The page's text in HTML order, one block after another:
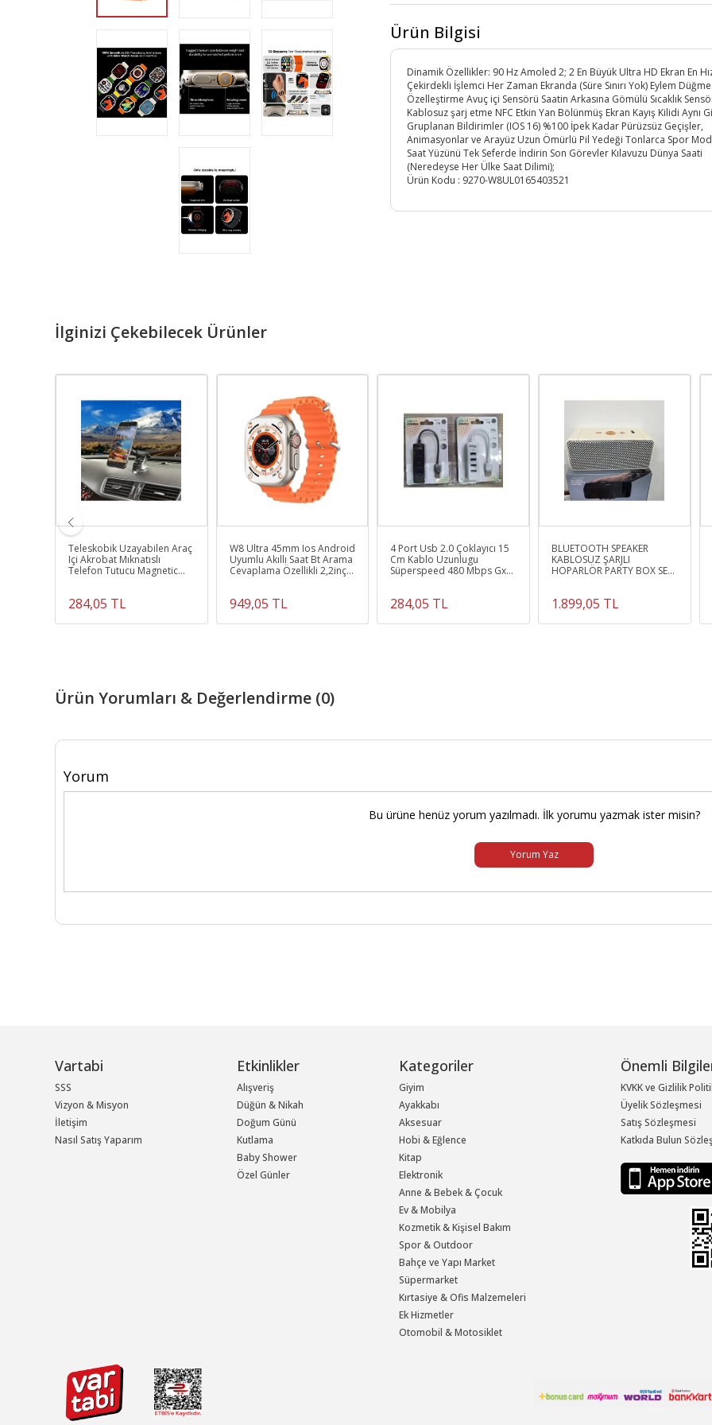
Ürün Bilgisi
Dinamik Özellikler: 90 Hz Amoled 2; 2 En Büyük Ultra HD Ekran En
Çekirdekli İşlemci Her Zaman Ekranda (Süre Sınırı Yok) Eylem
Özelleştirme Avuç içi Sensörü Saatin Arkasına Gömülü Sıcaklık
Kablosuz şarj etme NFC Etkin Yan Bölünmüş Ekran Kayış Kilidi Aynı
Gruplanan Bildirimler (IOS 16) %100 İpek Kadar Pürüzsüz Geçişler,
Animasyonlar ve Arayüz Uzun Ömürlü Pil Yedeği Tonlarca Spor
Saat Yüzünü Tek Seferde İndirin Son Görevler Kılavuzu Dünya Saati
(Neredeyse Her Ülke Saat Dilimi);
Ürün Kodu : 9270-W8UL0165403521
İlginizi Çekebilecek Ürünler
Teleskobik Uzayabilen Araç
Içi Akrobat Mıknatıslı
Telefon Tutucu Magnetic
284,05 TL
W8 Ultra 45mm Ios Android
Uyumlu Akıllı Saat Bt Arama
Cevaplama Özellikli 2,2inç
949,05 TL
4 Port Usb 2.0 Çoklayıcı 15
Cm Kablo Uzunlugu
Süperspeed 480 Mbps Gx-
284,05 TL
BLUETOOTH SPEAKER
KABLOSUZ ŞARJLI
HOPARLÖR PARTY BOX SES
1.899,05 TL
Ürün Yorumları & Değerlendirme (0)
Yorum
Bu ürüne henüz yorum yazılmadı. İlk yorumu yazmak ister misin?
Yorum Yaz
Vartabi
SSS
Vizyon & Misyon
İletişim
Nasıl Satış Yaparım
Etkinlikler
Alışveriş
Düğün & Nikah
Doğum Günü
Kutlama
Baby Shower
Özel Günler
Kategoriler
Giyim
Ayakkabı
Aksesuar
Hobi & Eğlence
Kitap
Elektronik
Anne & Bebek & Çocuk
Ev & Mobilya
Kozmetik & Kişisel Bakım
Spor & Outdoor
Bahçe ve Yapı Market
Süpermarket
Kırtasiye & Ofis Malzemeleri
Ek Hizmetler
Otomobil & Motosiklet
Önemli
KVKK ve Gizlilik
Üyelik Sözleşmesi
Satış Sözleşmesi
Katkıda Bulun